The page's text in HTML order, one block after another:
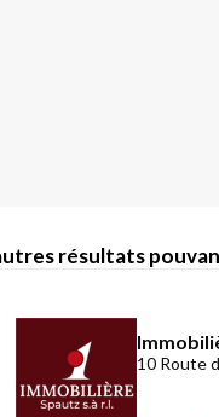
résultats
10 Route